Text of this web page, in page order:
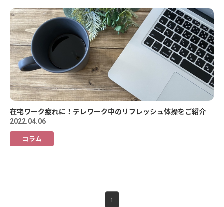
在宅ワーク疲れに！テレワーク中のリフレッシュ体操をご紹介
2022.04.06
コラム
1